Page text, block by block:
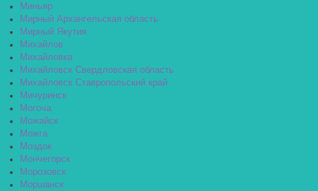
Миньяр
Мирный Архангельская область
Мирный Якутия
Михайлов
Михайловка
Михайловск Свердловская область
Михайловск Ставропольский край
Мичуринск
Могоча
Можайск
Можга
Моздок
Мончегорск
Морозовск
Моршанск